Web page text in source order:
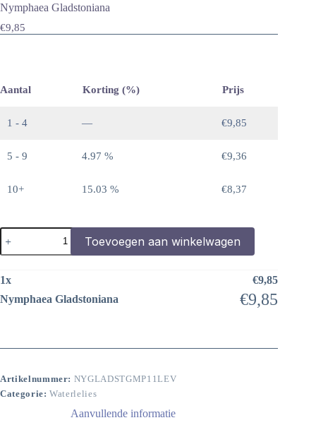
Nymphaea Gladstoniana
€9,85
Aantal Korting (%) Prijs
1 - 4 — €9,85
5 - 9 4.97 % €9,36
10+ 15.03 % €8,37
Nymphaea
Gladstoniana
aantal
Toevoegen aan winkelwagen
1x €9,85
Nymphaea Gladstoniana
€9,85
Artikelnummer: NYGLADSTGMP11LEV
Categorie:Waterlelies
Aanvullende informatie